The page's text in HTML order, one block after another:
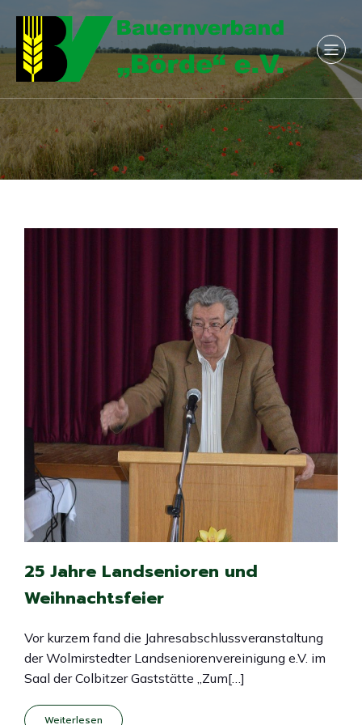
25 Jahre Landsenioren und
Weihnachtsfeier
Vor kurzem fand die Jahresabschlussveranstaltung
der Wolmirstedter Landseniorenvereinigung e.V. im
Saal der Colbitzer Gaststätte „Zum[…]
Weiterlesen